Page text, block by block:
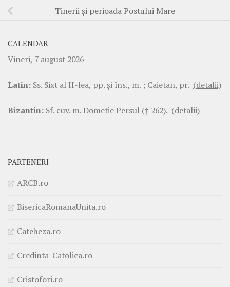
Tinerii și perioada Postului Mare
CALENDAR
Vineri, 7 august 2026
Latin: Ss. Sixt al II-lea, pp. şi îns., m. ; Caietan, pr. (detalii)
Bizantin: Sf. cuv. m. Dometie Persul († 262). (detalii)
PARTENERI
ARCB.ro
BisericaRomanaUnita.ro
Cateheza.ro
Credinta-Catolica.ro
Cristofori.ro